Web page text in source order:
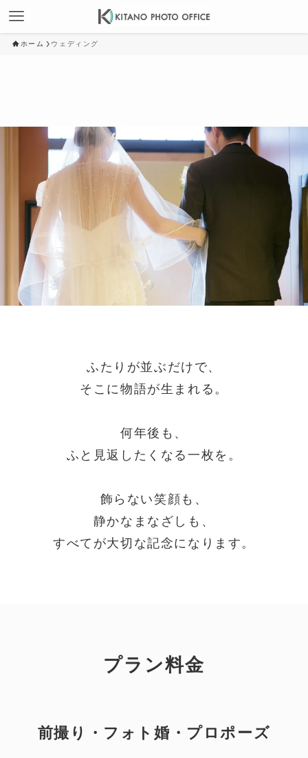
ホーム ウェディング
ふたりが並ぶだけで、
そこに物語が生まれる。
何年後も、
ふと見返したくなる一枚を。
飾らない笑顔も、
静かなまなざしも、
すべてが大切な記念になります。
プラン料金
前撮り・フォト婚・プロポーズ